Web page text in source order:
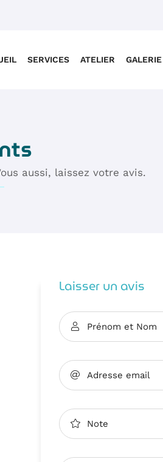
SERVICES ATELIER GALERIE
aussi, laissez votre avis.
Laisser un avis
 Prénom et Nom
 Adresse email
 Note